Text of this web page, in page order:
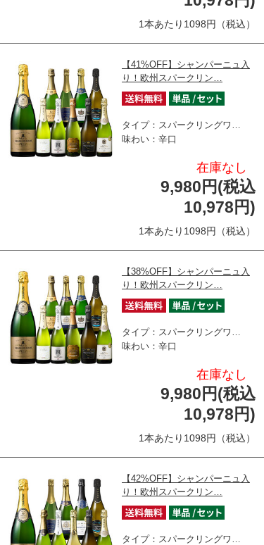
1本あたり1098円（税込）
【41%OFF】シャンパーニュ入
り！欧州スパークリン…
タイプ：スパークリングワ…
味わい：辛口
在庫なし
9,980円(税込
10,978円)
1本あたり1098円（税込）
【38%OFF】シャンパーニュ入
り！欧州スパークリン…
タイプ：スパークリングワ…
味わい：辛口
在庫なし
9,980円(税込
10,978円)
1本あたり1098円（税込）
【42%OFF】シャンパーニュ入
り！欧州スパークリン…
タイプ：スパークリングワ…